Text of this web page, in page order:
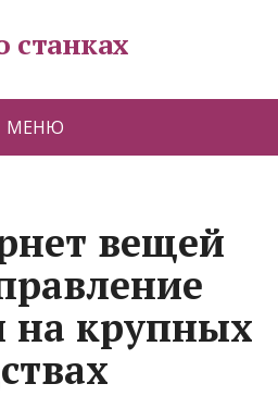
станках
МЕНЮ
вещей
на крупных